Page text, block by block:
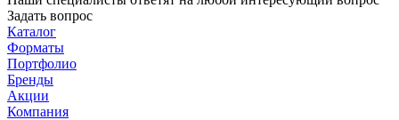
Задать вопрос
Каталог
Форматы
Портфолио
Бренды
Акции
Компания